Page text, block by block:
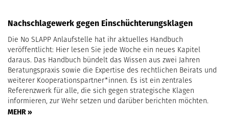
Nachschlagewerk gegen Einschüchterungsklagen
Die No SLAPP Anlaufstelle hat ihr aktuelles Handbuch
veröffentlicht: Hier lesen Sie jede Woche ein neues Kapitel
daraus. Das Handbuch bündelt das Wissen aus zwei Jahren
Beratungspraxis sowie die Expertise des rechtlichen Beirats und
weiterer Kooperationspartner*innen. Es ist ein zentrales
Referenzwerk für alle, die sich gegen strategische Klagen
informieren, zur Wehr setzen und darüber berichten möchten.
MEHR »